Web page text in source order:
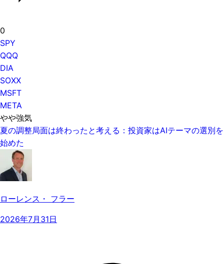
0
SPY
QQQ
DIA
SOXX
MSFT
META
やや強気
夏の調整局面は終わったと考える：投資家はAIテーマの選別を
始めた
ローレンス・ フラー
2026年7月31日